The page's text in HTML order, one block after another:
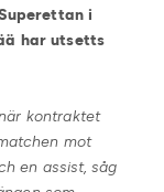
i
har utsetts
kontraktet
mot
en assist, såg